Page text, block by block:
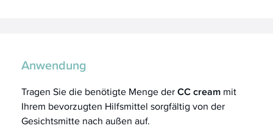
Anwendung
Tragen Sie die benötigte Menge derCC cream mit
Ihrem bevorzugten Hilfsmittel sorgfältig von der
Gesichtsmitte nach außen auf.